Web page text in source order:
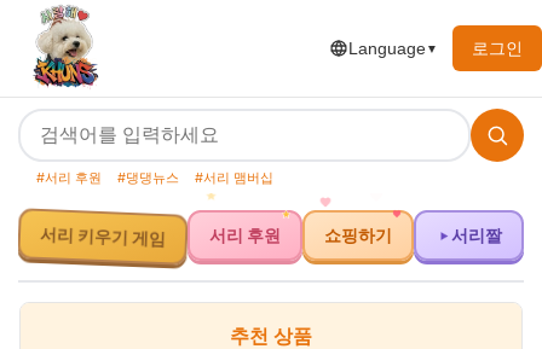
Language▼ 로그인
#서리 후원 #댕댕뉴스 #서리 맴버십
서리 키우기 게임 서리 후원 쇼핑하기 서리짤
추천 상품